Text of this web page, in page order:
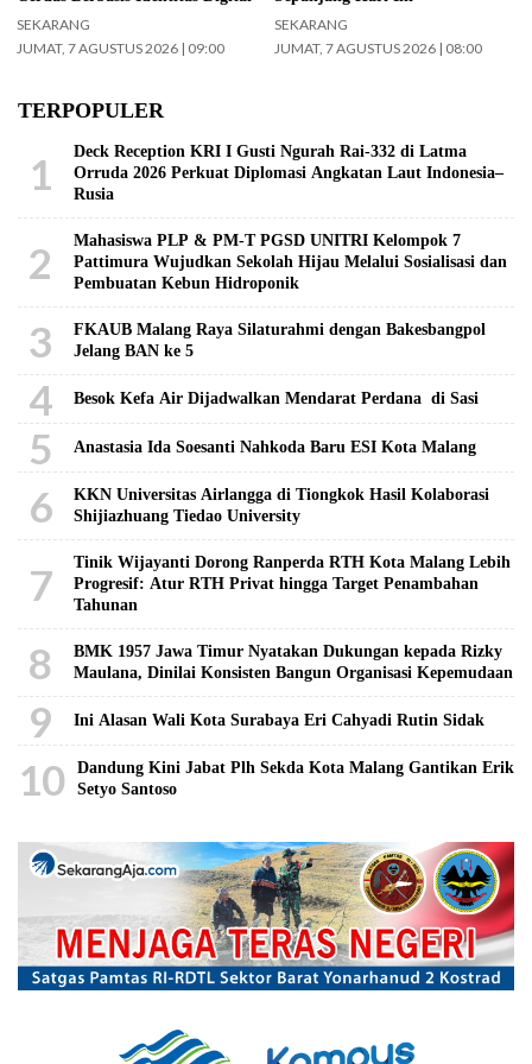
SEKARANG
JUMAT, 7 AGUSTUS 2026 | 09:00
SEKARANG
JUMAT, 7 AGUSTUS 2026 | 08:00
TERPOPULER
1
Deck Reception KRI I Gusti Ngurah Rai-332 di Latma
Orruda 2026 Perkuat Diplomasi Angkatan Laut Indonesia–
Rusia
2
Mahasiswa PLP & PM-T PGSD UNITRI Kelompok 7
Pattimura Wujudkan Sekolah Hijau Melalui Sosialisasi dan
Pembuatan Kebun Hidroponik
3
FKAUB Malang Raya Silaturahmi dengan Bakesbangpol
Jelang BAN ke 5
4 Besok Kefa Air Dijadwalkan Mendarat Perdana di Sasi
5 Anastasia Ida Soesanti Nahkoda Baru ESI Kota Malang
6
KKN Universitas Airlangga di Tiongkok Hasil Kolaborasi ​
Shijiazhuang Tiedao University
7
Tinik Wijayanti Dorong Ranperda RTH Kota Malang Lebih
Progresif: Atur RTH Privat hingga Target Penambahan
Tahunan
8
BMK 1957 Jawa Timur Nyatakan Dukungan kepada Rizky
Maulana, Dinilai Konsisten Bangun Organisasi Kepemudaan
9 Ini Alasan Wali Kota Surabaya Eri Cahyadi Rutin Sidak
10
Dandung Kini Jabat Plh Sekda Kota Malang Gantikan Erik
Setyo Santoso